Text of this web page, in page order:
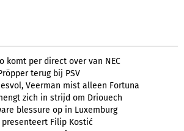
komt per direct over van NEC
terug bij PSV
Veerman mist alleen Fortuna
zich in strijd om Driouech
blessure op in Luxemburg
presenteert Filip Kostić